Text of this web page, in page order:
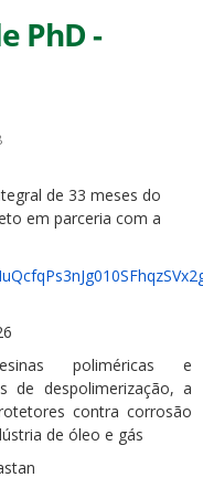
PhD -
de 33 meses do
em parceria com a
poliméricas e
de despolimerização, a
contra corrosão
de óleo e gás